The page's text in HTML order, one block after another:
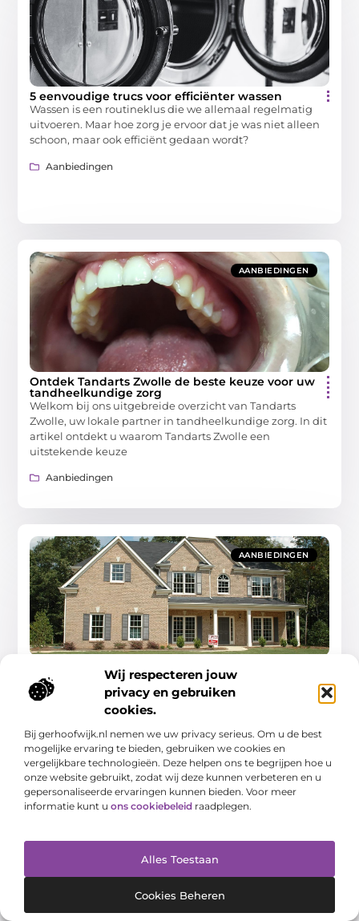
Wij respecteren jouw
privacy en gebruiken
cookies.
Bij gerhoofwijk.nl nemen we uw privacy serieus. Om u de best
mogelijke ervaring te bieden, gebruiken we cookies en
vergelijkbare technologieën. Deze helpen ons te begrijpen hoe u
onze website gebruikt, zodat wij deze kunnen verbeteren en u
gepersonaliseerde ervaringen kunnen bieden. Voor meer
informatie kunt u ons cookiebeleid raadplegen.
Alles Toestaan
Cookies Beheren
5 eenvoudige trucs voor efficiënter wassen
Wassen is een routineklus die we allemaal regelmatig
uitvoeren. Maar hoe zorg je ervoor dat je was niet alleen
schoon, maar ook efficiënt gedaan wordt?
Aanbiedingen
AANBIEDINGEN
Ontdek Tandarts Zwolle de beste keuze voor uw
tandheelkundige zorg
Welkom bij ons uitgebreide overzicht van Tandarts
Zwolle, uw lokale partner in tandheelkundige zorg. In dit
artikel ontdekt u waarom Tandarts Zwolle een
uitstekende keuze
Aanbiedingen
AANBIEDINGEN
Vind de Perfecte Notaris in Zwolle voor al je
Juridische Behoeften
Het vinden van de juiste notaris voor jouw specifieke
behoeften kan een uitdaging zijn, vooral als je niet
Aanbiedingen
AANBIEDINGEN